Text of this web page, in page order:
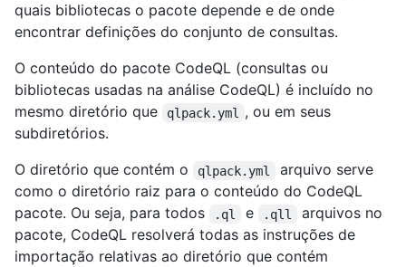
quais bibliotecas o pacote depende e de onde
encontrar definições do conjunto de consultas.
O conteúdo do pacote CodeQL (consultas ou
bibliotecas usadas na análise CodeQL) é incluído no
mesmo diretório que
qlpack.yml
, ou em seus
subdiretórios.
O diretório que contém o
qlpack.yml
arquivo serve
como o diretório raiz para o conteúdo do CodeQL
pacote. Ou seja, para todos
.ql e .qll
arquivos no
pacote, CodeQL resolverá todas as instruções de
importação relativas ao diretório que contém